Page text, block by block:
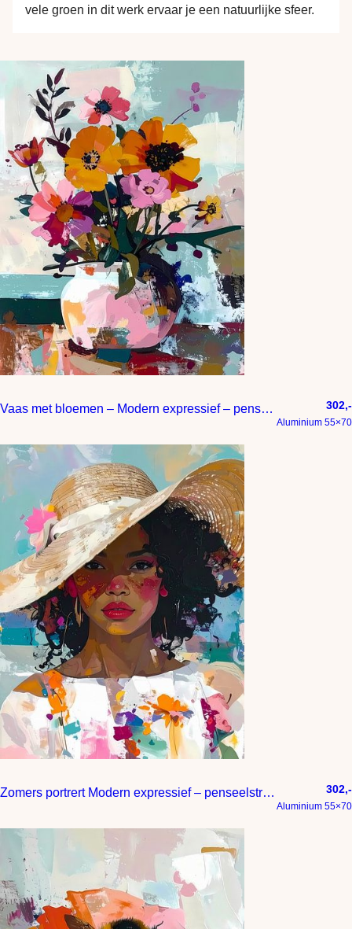
vele groen in dit werk ervaar je een natuurlijke sfeer.
Vaas met bloemen – Modern expressief – penseelstreken en abstracte kleurige vlakken 302,-
Aluminium 55×70
Zomers portrert Modern expressief – penseelstreken en abstracte kleurige vlakken 302,-
Aluminium 55×70